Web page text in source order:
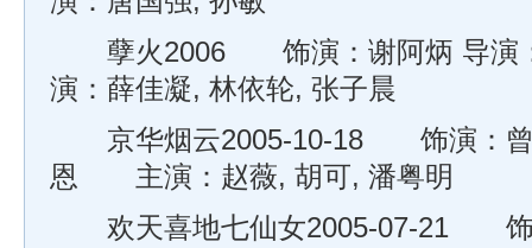
孽火2006 饰演：谢阿炳 导演：
演：薛佳凝, 林依轮, 张子晨
京华烟云2005-10-18 饰演：曾
恩 主演：赵薇, 胡可, 潘粤明
欢天喜地七仙女2005-07-21 饰